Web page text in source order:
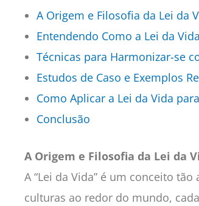
A Origem e Filosofia da Lei da
Entendendo Como a Lei da
Técnicas para Harmonizar-se
Estudos de Caso e Exemplos
Como Aplicar a Lei da Vida
Conclusão
A Origem e Filosofia da Lei da
A “Lei da Vida” é um conceito
culturas ao redor do mundo,